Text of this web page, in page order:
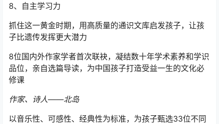
8、自主学习力
抓住这一黄金时期，用高质量的通识文库启发孩子，让孩
子比遗传发挥更大潜力
8位国内外作家学者首次联袂，凝结数十年学术素养和学识
品位，亲自选篇导读，为中国孩子打造受益一生的文化必
修课
作家、诗人——北岛
以音乐性、可感性、经典性为标准，为孩子甄选33位不同